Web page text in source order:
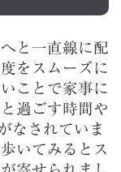
と一直線に配
をスムーズに
ことで家事に
過ごす時間や
なされていま
いてみるとス